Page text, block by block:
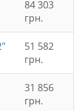
84 303
грн.
51 582
грн.
31 856
грн.